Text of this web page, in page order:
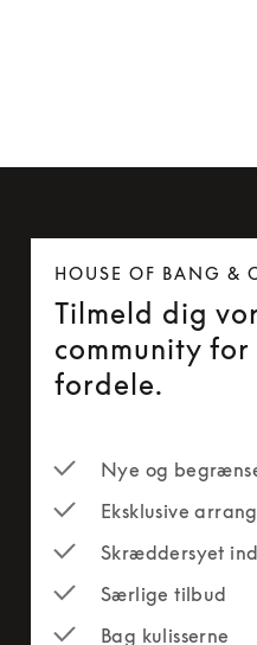
HOUSE OF BANG &
Tilmeld dig
community
fordele.
Nye og
Eksklusive
Skræddersyet
Særlige tilbud
Bag kulisserne